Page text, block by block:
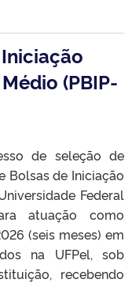
(PBIP-
de seleção de
Bolsas de Iniciação
Federal
atuação como
(seis meses) em
na UFPel, sob
recebendo